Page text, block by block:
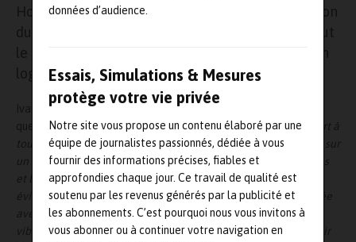
données d’audience.
Essais, Simulations & Mesures
protège votre vie privée
Notre site vous propose un contenu élaboré par une
équipe de journalistes passionnés, dédiée à vous
fournir des informations précises, fiables et
approfondies chaque jour. Ce travail de qualité est
soutenu par les revenus générés par la publicité et
les abonnements. C’est pourquoi nous vous invitons à
vous abonner ou à continuer votre navigation en
HottingerBruel & Kjaer
ont préconisé l’intégration
du système Tescia. Cette solution complète inclut
le matériel d’acquisition de données LAN-XI et un
logiciel d’analyse temps réel.
Ivan Rouesné, responsable du banc de mesure Zephyr, explique
que «
lamesure de vibrationpeut sembler un détail par rapport à
tout ce que nous faisons sur un moteur de type GE90-115. Mais sur
un essai de performance, on développe des forces importantes
et le moindre signe de déséquilibrage doitabsolument être
évité. Un essai complet se fait en deux fois sept heures d’affilée
avec deux équipes. Toutefois, si la valeur de déplacement
vibratoire due à l’équilibrage est hors tolérance, on peut devoir